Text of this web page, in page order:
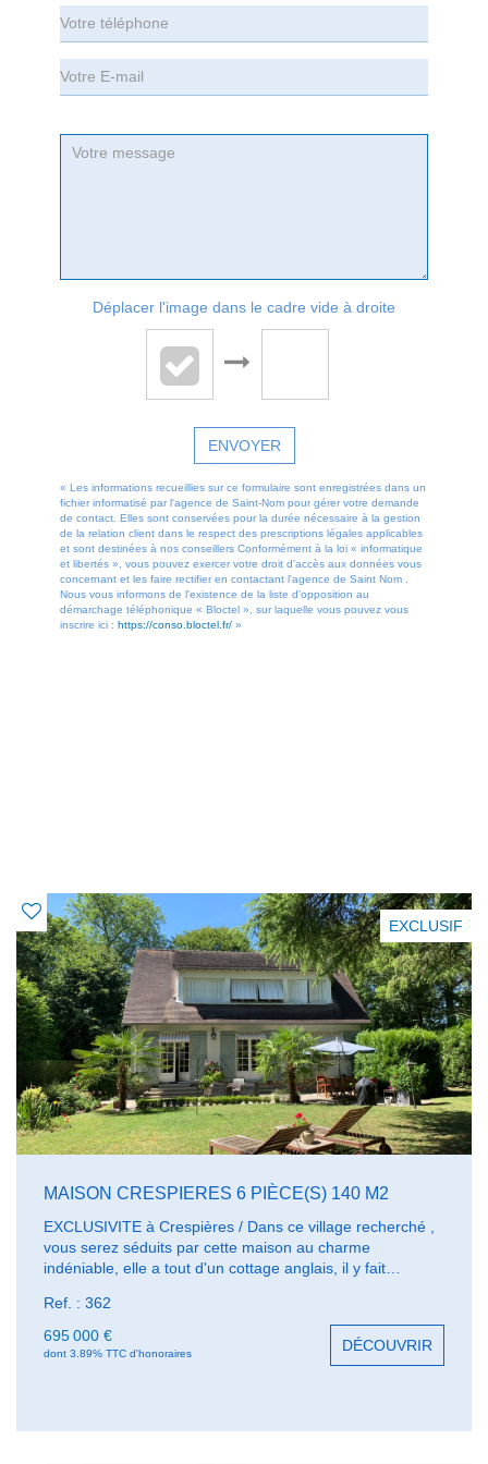
Déplacer l'image dans le cadre vide à droite
ENVOYER
« Les informations recueillies sur ce formulaire sont enregistrées dans un
fichier informatisé par l'agence de Saint-Nom pour gérer votre demande
de contact. Elles sont conservées pour la durée nécessaire à la gestion
de la relation client dans le respect des prescriptions légales applicables
et sont destinées à nos conseillers Conformément à la loi « informatique
et libertés », vous pouvez exercer votre droit d'accès aux données vous
concernant et les faire rectifier en contactant l'agence de Saint Nom .
Nous vous informons de l'existence de la liste d'opposition au
démarchage téléphonique « Bloctel », sur laquelle vous pouvez vous
inscrire ici : https://conso.bloctel.fr/ »
EXCLUSIF
MAISON CRESPIERES 6 PIÈCE(S) 140 M2
EXCLUSIVITE à Crespières / Dans ce village recherché ,
vous serez séduits par cette maison au charme
indéniable, elle a tout d'un cottage anglais, il y fait
dans un magnifique jardin clos arboré et avec accès pour
vos véhicules. La maison se situe, à deux pas des écoles,
des restaurants et des commerces de proximités. Pour
ranger et entreposer, vous pourrez utiliser soit le garage
bar sépare la cuisine de la pièce à vivre, le rez de
Ref. : 362
695 000 €
dont 3.89% TTC d'honoraires DÉCOUVRIR